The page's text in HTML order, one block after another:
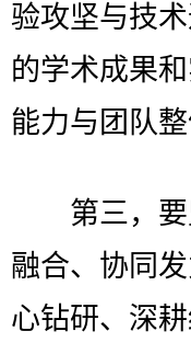
验攻坚与技
的学术成果
能力与团队
第三，要
融合、协同
心钻研、深